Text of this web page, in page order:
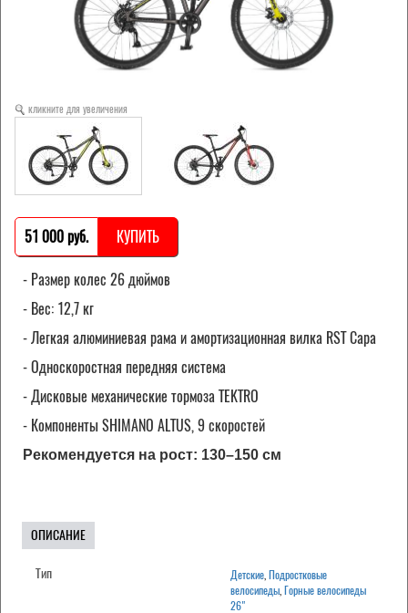
кликните для увеличения
51 000 pуб. КУПИТЬ
- Размер колес 26 дюймов
- Вес: 12,7 кг
- Легкая алюминиевая рама и амортизационная вилка RST Capa
- Односкоростная передняя система
- Дисковые механические тормоза TEKTRO
- Компоненты SHIMANO ALTUS, 9 скоростей
Рекомендуется на рост: 130–150 см
ОПИСАНИЕ
Тип Детские Подростковые
велосипеды Горные велосипеды
26"